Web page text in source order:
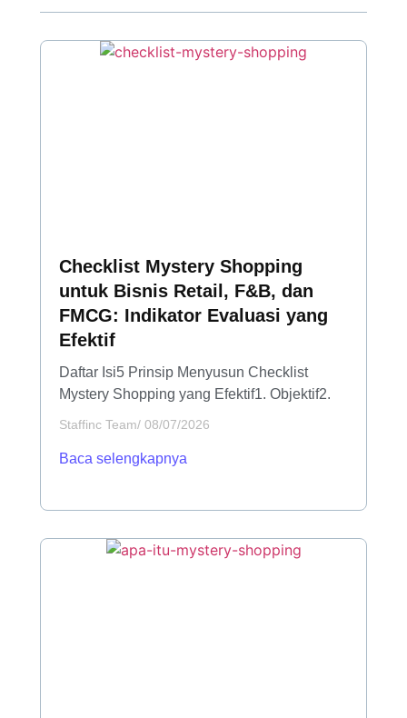
Checklist Mystery Shopping
untuk Bisnis Retail, F&B, dan
FMCG: Indikator Evaluasi yang
Efektif
Daftar Isi5 Prinsip Menyusun Checklist
Mystery Shopping yang Efektif1. Objektif2.
Staffinc Team/ 08/07/2026
Baca selengkapnya